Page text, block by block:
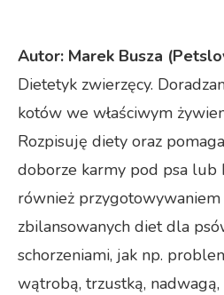
Autor: Marek Busza
Dietetyk zwierzęcy.
kotów we właściwym
Rozpisuję diety oraz
doborze karmy pod psa lub
również
zbilansowanych diet dla
schorzeniami, jak np.
wątrobą, trzustką, nadwagą,